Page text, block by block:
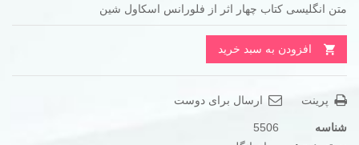
تومان440.000
تومان420.000
متن انگلیسی کتاب چهار اثر از فلورانس اسکاول شین
افزودن به سبد خرید
پرینت ارسال برای دوست
شناسه
5506